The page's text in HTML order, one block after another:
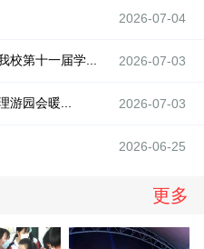
2026-07-04
第十一届学... 2026-07-03
游园会暖... 2026-07-03
2026-06-25
更多